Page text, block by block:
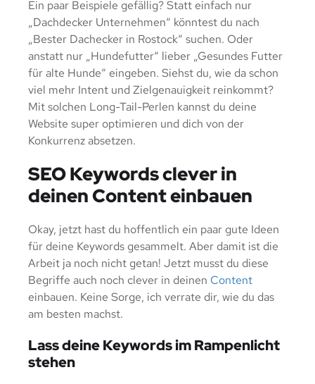
Ein paar Beispiele gefällig? Statt einfach nur
„Dachdecker Unternehmen“ könntest du nach
„Bester Dachecker in Rostock“ suchen. Oder
anstatt nur „Hundefutter“ lieber „Gesundes Futter
für alte Hunde“ eingeben. Siehst du, wie da schon
viel mehr Intent und Zielgenauigkeit reinkommt?
Mit solchen Long-Tail-Perlen kannst du deine
Website super optimieren und dich von der
Konkurrenz absetzen.
SEO Keywords clever in
deinen Content einbauen
Okay, jetzt hast du hoffentlich ein paar gute Ideen
für deine Keywords gesammelt. Aber damit ist die
Arbeit ja noch nicht getan! Jetzt musst du diese
Begriffe auch noch clever in deinen Content
einbauen. Keine Sorge, ich verrate dir, wie du das
am besten machst.
Lass deine Keywords im Rampenlicht
stehen